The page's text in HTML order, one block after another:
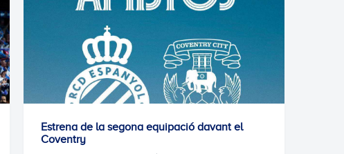
Estrena de la segona equipació davant el
Coventry